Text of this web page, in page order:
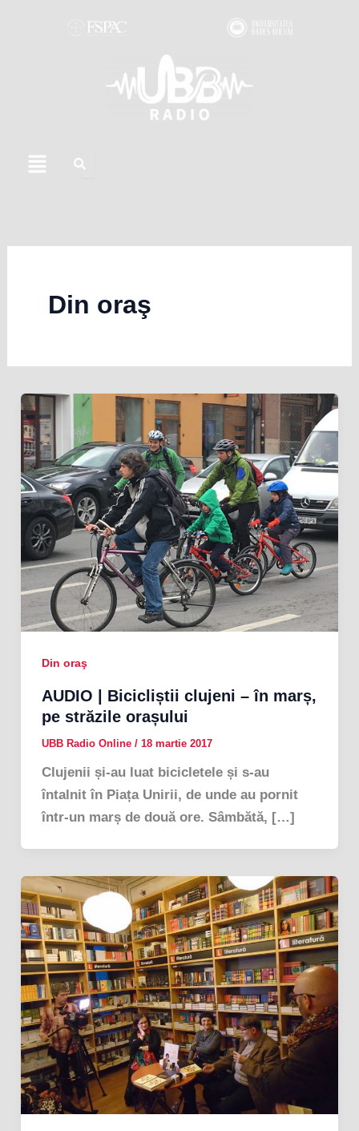
Menu
Din oraş
Din oraş
AUDIO | Bicicliștii clujeni – în marș,
pe străzile orașului
UBB Radio Online / 18 martie 2017
Clujenii și-au luat bicicletele și s-au
întalnit în Piața Unirii, de unde au pornit
într-un marș de două ore. Sâmbătă, […]